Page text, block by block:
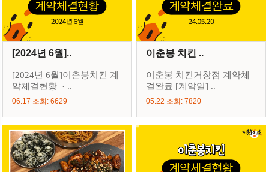
[2024년 6월]..
[2024년 6월]이춘봉치킨 계
약체결현황_· ..
06.17 조회: 6629
이춘봉 치킨 ..
이춘봉 치킨거창점 계약체
결완료 [계약일] ..
05.22 조회: 7820